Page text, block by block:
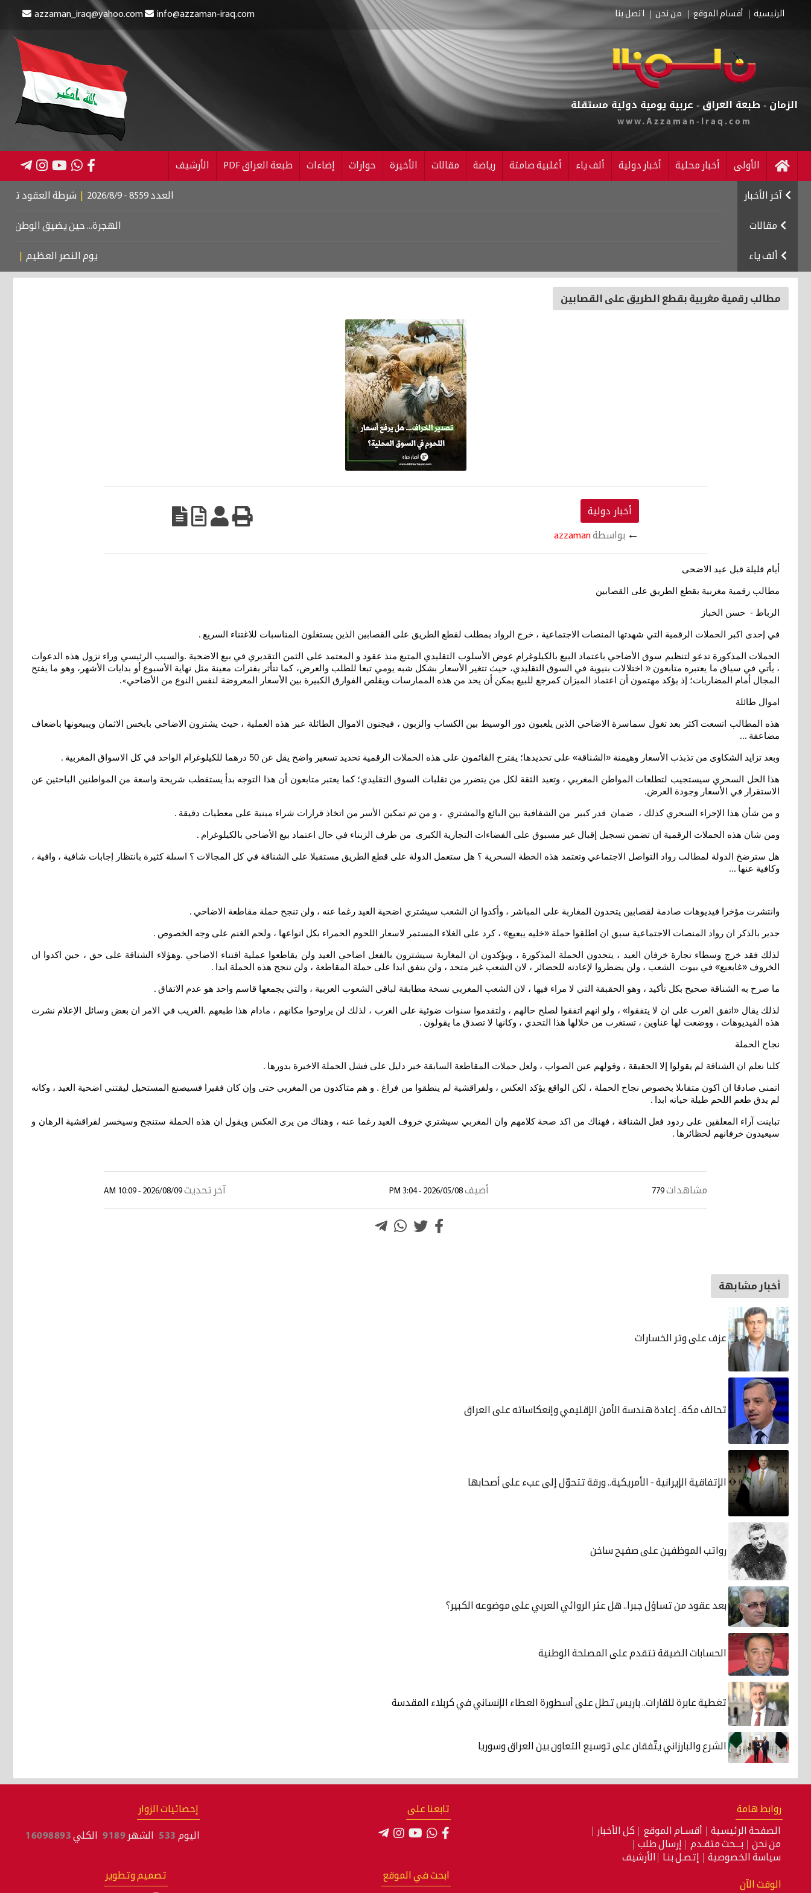
الرئيسية أقسام الموقع من نحن اتصل بنا azzaman_iraq@yahoo.com info@azzaman-iraq.com
الزمان - طبعة العراق - عربية يومية دولية مستقلة
www.Azzaman-Iraq.com
الأولى أخبار محلية أخبار دولية ألف ياء أغلبية صامتة رياضة مقالات الأخيرة حوارات إضاءات طبعة العراق PDF الأرشيف
آخر الأخبار | شرطة العقود تنقذ طفلين
مقالات الهجرة... حين يضيق الوطن بأبنائه
ألف ياء يوم النصر العظيم | عزف على
مطالب رقمية مغربية بقطع الطريق على القصابين
أخبار دولية
← بواسطةazzaman
أيام قليلة قبل عيد الاضحى
مطالب رقمية مغربية بقطع الطريق على القصابين
الرباط - حسن الخباز
في إحدى اكبر الحملات الرقمية التي شهدتها المنصات الاجتماعية ، خرج الرواد بمطلب لقطع الطريق على القصابين الذين يستغلون المناسبات للاغتناء السريع .
الحملات المذكورة تدعو لتنظيم سوق الأضاحي باعتماد البيع بالكيلوغرام عوض الأسلوب التقليدي المتبع منذ عقود و المعتمد على الثمن التقديري في بيع الاضحية .والسبب الرئيسي وراء نزول هذه الدعوات
، يأتي في سياق ما يعتبره متابعون « اختلالات بنيوية في السوق التقليدي، حيث تتغير الأسعار بشكل شبه يومي تبعا للطلب والعرض، كما تتأثر بفترات معينة مثل نهاية الأسبوع أو بدايات الأشهر، وهو ما يفتح
المجال أمام المضاربات؛ إذ يؤكد مهتمون أن اعتماد الميزان كمرجع للبيع يمكن أن يحد من هذه الممارسات ويقلص الفوارق الكبيرة بين الأسعار المعروضة لنفس النوع من الأضاحي».
اموال طائلة
هذه المطالب اتسعت اكثر بعد تغول سماسرة الاضاحي الذين يلعبون دور الوسيط بين الكساب والزبون ، فيجنون الاموال الطائلة عبر هذه العملية ، حيث يشترون الاضاحي بابخس الاثمان ويبيعونها باضعاف
مضاعفة ...
وبعد تزايد الشكاوى من تذبذب الأسعار وهيمنة «الشناقة» على تحديدها؛ يقترح القائمون على هذه الحملات الرقمية تحديد تسعير واضح يقل عن 50 درهما للكيلوغرام الواحد في كل الاسواق المغربية .
هذا الحل السحري سيستجيب لتطلعات المواطن المغربي ، وتعيد الثقة لكل من يتضرر من تقلبات السوق التقليدي؛ كما يعتبر متابعون أن هذا التوجه بدأ يستقطب شريحة واسعة من المواطنين الباحثين عن
الاستقرار في الأسعار وجودة العرض.
و من شأن هذا الإجراء السحري كذلك ، ضمان قدر كبير من الشفافية بين البائع والمشتري ، و من تم تمكين الأسر من اتخاذ قرارات شراء مبنية على معطيات دقيقة .
ومن شان هذه الحملات الرقمية ان تضمن تسجيل إقبال غير مسبوق على الفضاءات التجارية الكبرى من طرف الزبناء في حال اعتماد بيع الأضاحي بالكيلوغرام .
هل سترضخ الدولة لمطالب رواد التواصل الاجتماعي وتعتمد هذه الخطة السحرية ؟ هل ستعمل الدولة على قطع الطريق مستقبلا على الشناقة في كل المجالات ؟ اسىلة كثيرة بانتظار إجابات شافية ، وافية ،
وكافية عنها ...
وانتشرت مؤخرا فيديوهات صادمة لقصابين يتحدون المغاربة على المباشر ، وأكدوا ان الشعب سيشتري اضحية العيد رغما عنه ، ولن تنجح حملة مقاطعة الاضاحي .
جدير بالذكر ان رواد المنصات الاجتماعية سبق ان اطلقوا حملة «خليه يبعبع» ، كرد على الغلاء المستمر لاسعار اللحوم الحمراء بكل انواعها ، ولحم الغنم على وجه الخصوص .
لذلك فقد خرج وسطاء تجارة خرفان العيد ، يتحدون الحملة المذكورة ، ويؤكدون ان المغاربة سيشترون بالفعل اضاحي العيد ولن يقاطعوا عملية اقتناء الاضاحي .وهؤلاء الشناقة على حق ، حين اكدوا ان
الخروف «غابعبع» في بيوت الشعب ، ولن يضطروا لإعادته للحضائر ، لان الشعب غير متحد ، ولن يتفق ابدا على حملة المقاطعة ، ولن تنجح هذه الحملة ابدا .
ما صرح به الشناقة صحيح بكل تأكيد ، وهو الحقبقة التي لا مراء فيها ، لان الشعب المغربي نسخة مطابقة لباقي الشعوب العربية ، والتي يجمعها قاسم واحد هو عدم الاتفاق .
لذلك يقال «اتفق العرب على ان لا يتفقوا» ، ولو انهم اتفقوا لصلح حالهم ، ولتقدموا سنوات ضوئية على الغرب ، لذلك لن يراوحوا مكانهم ، مادام هذا طبعهم .الغريب في الامر ان بعض وسائل الإعلام نشرت
هذه الفيديوهات ، ووضعت لها عناوين ، تستغرب من خلالها هذا التحدي ، وكانها لا تصدق ما يقولون .
نجاح الحملة
كلنا نعلم ان الشناقة لم يقولوا إلا الحقيقة ، وقولهم عين الصواب ، ولعل حملات المقاطعة السابقة خير دليل على فشل الحملة الاخيرة بدورها .
اتمنى صادقا ان اكون متفاىلا بخصوص نجاح الحملة ، لكن الواقع يؤكد العكس ، ولفراقشية لم ينطقوا من فراغ . و هم متاكدون من المغربي حتى وإن كان فقيرا فسيصنع المستحيل ليقتني اضحية العيد ، وكانه
لم يدق طعم اللحم طيلة حياته ابدا .
تباينت آراء المعلقين على ردود فعل الشناقة ، فهناك من اكد صحة كلامهم وان المغربي سيشتري خروف العيد رغما عنه ، وهناك من يرى العكس ويقول ان هذه الحملة ستنجح وسيخسر لفراقشية الرهان و
سيعيدون خرفانهم لحظائرها .
مشاهدات 779 أضيف 2026/05/08 - 3:04 PM آخر تحديث 2026/08/09 - 10:09 AM
أخبار مشابهة
عزف على وتر الخسارات
تحالف مكة.. إعادة هندسة الأمن الإقليمي وإنعكاساته على العراق
الإتفاقية الإيرانية - الأمريكية.. ورقة تتحوّل إلى عبء على أصحابها
رواتب الموظفين على صفيح ساخن
بعد عقود من تساؤل جبرا.. هل عثر الروائي العربي على موضوعه الكبير؟
الحسابات الضيقة تتقدم على المصلحة الوطنية
تغطية عابرة للقارات.. باريس تطل على أسطورة العطاء الإنساني في كربلاء المقدسة
الشرع والبارزاني يتّفقان على توسيع التعاون بين العراق وسوريا
روابط هامة
الصفحة الرئيسية أقسـام الموقع
كل الأخبار
من نحن
بـــحث متقـدم
إرسال طلب
سياسة الخصوصية
إتصـل بنـا الأرشيف
تابعنا على إحصائيات الزوار
اليوم 533 الشهر 9189 الكلي 16098893
الوقت الآن
ابحث في الموقع تصميم وتطوير